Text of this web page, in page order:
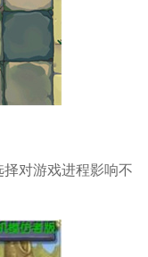
对游戏进程影响不